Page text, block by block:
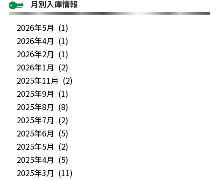
月別入庫情報
2026年5月 (1)
2026年4月 (1)
2026年2月 (1)
2026年1月 (2)
2025年11月 (2)
2025年9月 (1)
2025年8月 (8)
2025年7月 (2)
2025年6月 (5)
2025年5月 (2)
2025年4月 (5)
2025年3月 (11)